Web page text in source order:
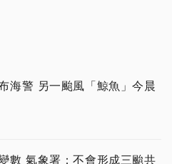
海警 另一颱風「鯨魚」今晨
數 氣象署：不會形成三颱共